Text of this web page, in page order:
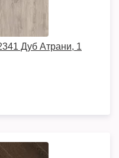
Дуб Атрани, 1